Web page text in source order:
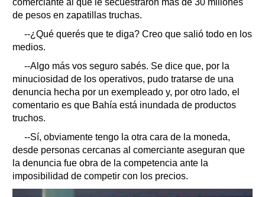
comerciante al que le secuestraron más de 30 millones
de pesos en zapatillas truchas.
--¿Qué querés que te diga? Creo que salió todo en los
medios.
--Algo más vos seguro sabés. Se dice que, por la
minuciosidad de los operativos, pudo tratarse de una
denuncia hecha por un exempleado y, por otro lado, el
comentario es que Bahía está inundada de productos
truchos.
--Sí, obviamente tengo la otra cara de la moneda,
desde personas cercanas al comerciante aseguran que
la denuncia fue obra de la competencia ante la
imposibilidad de competir con los precios.